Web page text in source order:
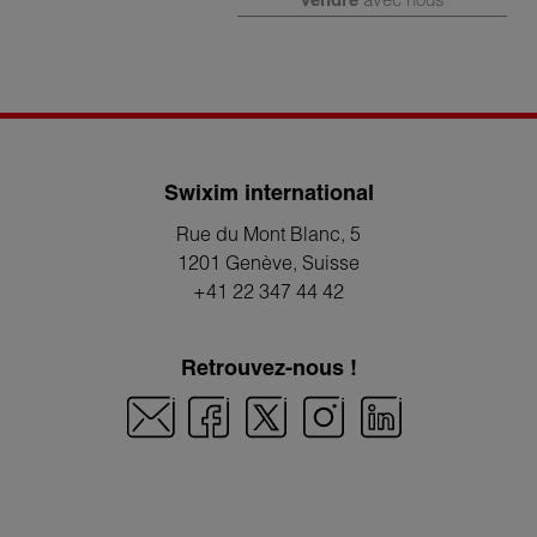
Swixim international
Rue du Mont Blanc, 5
1201 Genève, Suisse
+41 22 347 44 42
Retrouvez-nous !